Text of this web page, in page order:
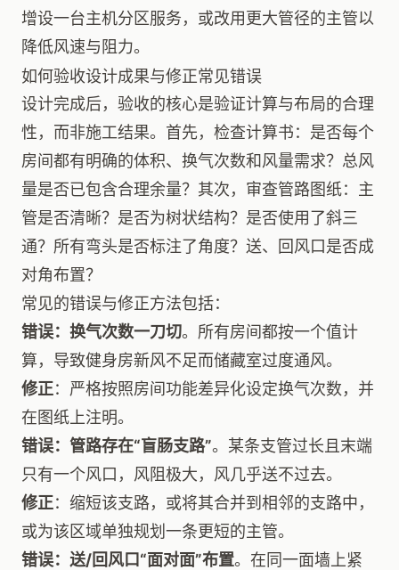
增设一台主机分区服务，或改用更大管径的主管以
降低风速与阻力。
如何验收设计成果与修正常见错误
设计完成后，验收的核心是验证计算与布局的合理
性，而非施工结果。首先，检查计算书：是否每个
房间都有明确的体积、换气次数和风量需求？总风
量是否已包含合理余量？其次，审查管路图纸：主
管是否清晰？是否为树状结构？是否使用了斜三
通？所有弯头是否标注了角度？送、回风口是否成
对角布置？
常见的错误与修正方法包括：
错误：换气次数一刀切。所有房间都按一个值计
算，导致健身房新风不足而储藏室过度通风。
修正：严格按照房间功能差异化设定换气次数，并
在图纸上注明。
错误：管路存在“盲肠支路”。某条支管过长且末端
只有一个风口，风阻极大，风几乎送不过去。
修正：缩短该支路，或将其合并到相邻的支路中，
或为该区域单独规划一条更短的主管。
错误：送/回风口“面对面”布置。在同一面墙上紧